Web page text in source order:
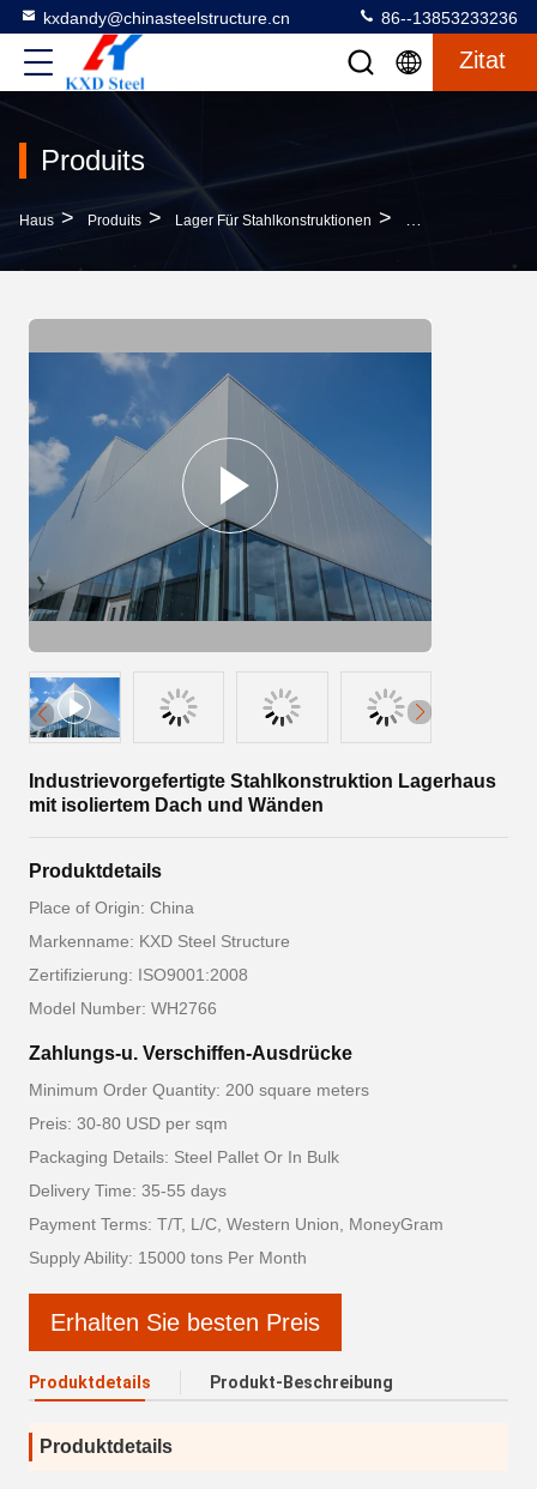
kxdandy@chinasteelstructure.cn 86--13853233236
Zitat
Produits
Haus > Produits > Lager Für Stahlkonstruktionen >
Industrievorgefertigte Stahlkonstruktion Lagerhaus
mit isoliertem Dach und Wänden
Produktdetails
Place of Origin: China
Markenname: KXD Steel Structure
Zertifizierung: ISO9001:2008
Model Number: WH2766
Zahlungs-u. Verschiffen-Ausdrücke
Minimum Order Quantity: 200 square meters
Preis: 30-80 USD per sqm
Packaging Details: Steel Pallet Or In Bulk
Delivery Time: 35-55 days
Payment Terms: T/T, L/C, Western Union, MoneyGram
Supply Ability: 15000 tons Per Month
Erhalten Sie besten Preis
Produktdetails Produkt-Beschreibung
Produktdetails